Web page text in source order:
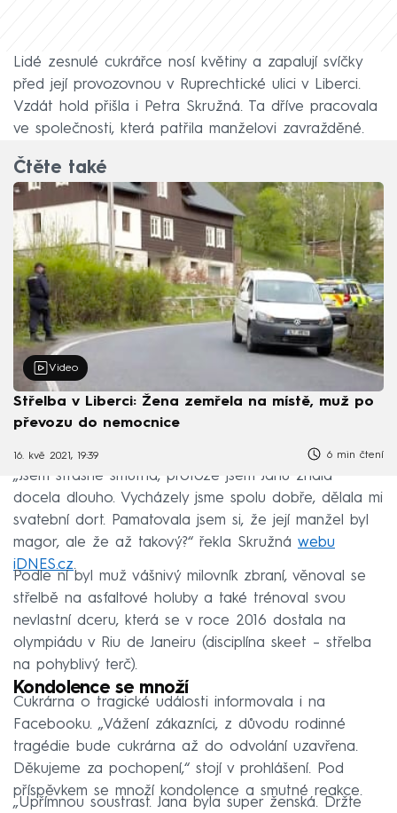
Lidé zesnulé cukrářce nosí květiny a zapalují svíčky
před její provozovnou v Ruprechtické ulici v Liberci.
Vzdát hold přišla i Petra Skružná. Ta dříve pracovala
ve společnosti, která patřila manželovi zavražděné.
Čtěte také
Video
Střelba v Liberci: Žena zemřela na místě, muž po
převozu do nemocnice
16. kvě 2021, 19:39 6 min čtení
„Jsem strašně smutná, protože jsem Janu znala
docela dlouho. Vycházely jsme spolu dobře, dělala mi
svatební dort. Pamatovala jsem si, že její manžel byl
magor, ale že až takový?“ řekla Skružná webu
iDNES.cz.
Podle ní byl muž vášnivý milovník zbraní, věnoval se
střelbě na asfaltové holuby a také trénoval svou
nevlastní dceru, která se v roce 2016 dostala na
olympiádu v Riu de Janeiru (disciplína skeet – střelba
na pohyblivý terč).
Kondolence se množí
Cukrárna o tragické události informovala i na
Facebooku. „Vážení zákazníci, z důvodu rodinné
tragédie bude cukrárna až do odvolání uzavřena.
Děkujeme za pochopení,“ stojí v prohlášení. Pod
příspěvkem se množí kondolence a smutné reakce.
„Upřímnou soustrast. Jana byla super ženská. Držte